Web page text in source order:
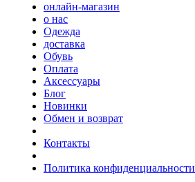
онлайн-магазин
о нас
Одежда
доставка
Обувь
Оплата
Аксессуары
Блог
Новинки
Обмен и возврат
Контакты
Политика конфиденциальности